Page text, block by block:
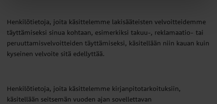
Henkilötietoja, joita käsittelemme lakisääteisten velvoitteidemme
täyttämiseksi sinua kohtaan, esimerkiksi takuu-, reklamaatio- tai
peruuttamisvelvoitteiden täyttämiseksi, käsitellään niin kauan kuin
kyseinen velvoite sitä edellyttää.
Henkilötietoja, joita käsittelemme kirjanpitotarkoituksiin,
käsitellään seitsemän vuoden ajan sovellettavan